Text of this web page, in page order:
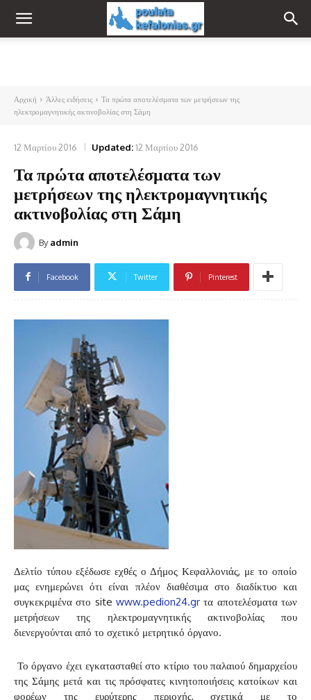
Αρχική Άλλες ειδήσεις
Τα πρώτα αποτελέσματα των μετρήσεων της
ηλεκτρομαγνητικής ακτινοβολίας στη Σάμη
12 Μαρτίου 2016 Updated:12 Μαρτίου 2016
Τα πρώτα αποτελέσματα των
μετρήσεων της ηλεκτρομαγνητικής
ακτινοβολίας στη Σάμη
By admin
Facebook Twitter Pinterest
Δελτίο τύπου εξέδωσε εχθές ο Δήμος Κεφαλλονιάς, με το οποίο
μας ενημερώνει ότι είναι πλέον διαθέσιμα στο διαδίκτυο και
συγκεκριμένα στο site www.pedion24.gr τα αποτελέσματα των
μετρήσεων της ηλεκτρομαγνητικής ακτινοβολίας που
διενεργούνται από το σχετικό μετρητικό όργανο.
Το όργανο έχει εγκατασταθεί στο κτίριο του παλαιού δημαρχείου
της Σάμης μετά και τις πρόσφατες κινητοποιήσεις κατοίκων και
φορέων της ευρύτερης περιοχής, σχετικά με το